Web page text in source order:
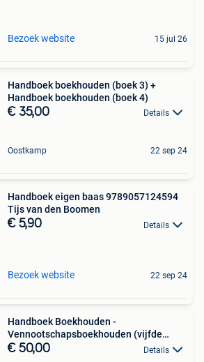
Bezoek website 15 jul 26
Handboek boekhouden (boek 3) +
Handboek boekhouden (boek 4)
€ 35,00 Details
Oostkamp 22 sep 24
Handboek eigen baas 9789057124594
Tijs van den Boomen
€ 5,90 Details
Bezoek website 22 sep 24
Handboek Boekhouden -
Vennootschapsboekhouden (vijfde
editie
€ 50,00 Details